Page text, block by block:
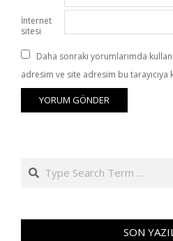
İnternet
sitesi
Daha sonraki yorumlarımda
adresim ve site adresim bu tarayıcıya
Search
SON